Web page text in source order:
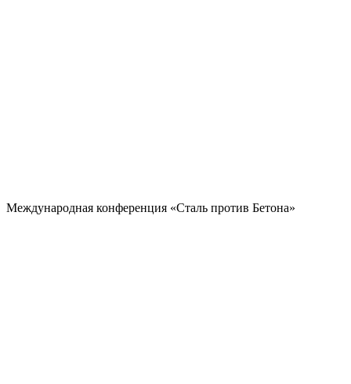
Международная конференция «Сталь против Бетона»